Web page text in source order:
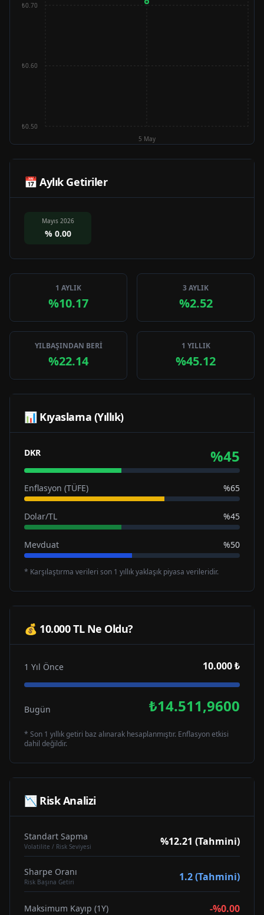
5 May
₺0.50
₺0.60
₺0.70
📅 Aylık Getiriler
Mayıs 2026
% 0.00
1 AYLIK
%10.17
3 AYLIK
%2.52
YILBAŞINDAN BERİ
%22.14
1 YILLIK
%45.12
📊 Kıyaslama (Yıllık)
DKR %45
Enflasyon (TÜFE) %65
Dolar/TL %45
Mevduat %50
* Karşılaştırma verileri son 1 yıllık yaklaşık piyasa verileridir.
💰 10.000 TL Ne Oldu?
1 Yıl Önce 10.000 ₺
Bugün ₺14.511,9600
* Son 1 yıllık getiri baz alınarak hesaplanmıştır. Enflasyon etkisi
dahil değildir.
📉 Risk Analizi
Standart Sapma
Volatilite / Risk Seviyesi %12.21 (Tahmini)
Sharpe Oranı
Risk Başına Getiri 1.2 (Tahmini)
Maksimum Kayıp (1Y) -%0.00